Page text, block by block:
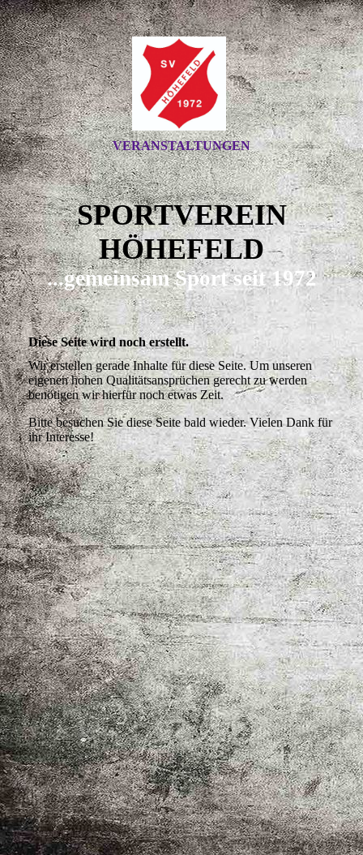
VERANSTALTUNGEN
SPORTVEREIN
HÖHEFELD
...gemeinsam Sport seit 1972
Diese Seite wird noch erstellt.
Wir erstellen gerade Inhalte für diese Seite. Um unseren
eigenen hohen Qualitätsansprüchen gerecht zu werden
benötigen wir hierfür noch etwas Zeit.
Bitte besuchen Sie diese Seite bald wieder. Vielen Dank für
ihr Interesse!